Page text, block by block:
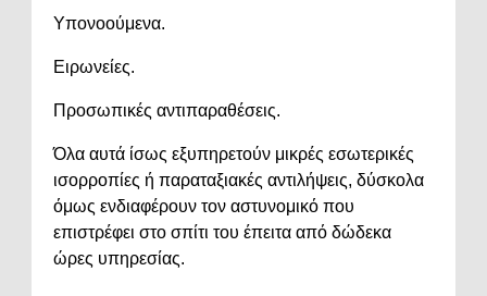
Υπονοούμενα.
Ειρωνείες.
Προσωπικές αντιπαραθέσεις.
Όλα αυτά ίσως εξυπηρετούν μικρές εσωτερικές
ισορροπίες ή παραταξιακές αντιλήψεις, δύσκολα
όμως ενδιαφέρουν τον αστυνομικό που
επιστρέφει στο σπίτι του έπειτα από δώδεκα
ώρες υπηρεσίας.